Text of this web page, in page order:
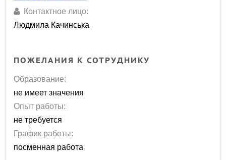
Контактное лицо:
Людмила Качинська
ПОЖЕЛАНИЯ К СОТРУДНИКУ
Образование:
не имеет значения
Опыт работы:
не требуется
График работы:
посменная работа